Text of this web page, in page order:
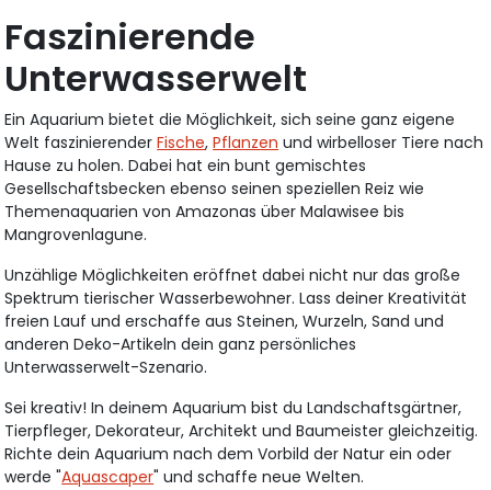
Faszinierende
Unterwasserwelt
Ein Aquarium bietet die Möglichkeit, sich seine ganz eigene
Welt faszinierenderFische,Pflanzen und wirbelloser Tiere nach
Hause zu holen. Dabei hat ein bunt gemischtes
Gesellschaftsbecken ebenso seinen speziellen Reiz wie
Themenaquarien von Amazonas über Malawisee bis
Mangrovenlagune.
Unzählige Möglichkeiten eröffnet dabei nicht nur das große
Spektrum tierischer Wasserbewohner. Lass deiner Kreativität
freien Lauf und erschaffe aus Steinen, Wurzeln, Sand und
anderen Deko-Artikeln dein ganz persönliches
Unterwasserwelt-Szenario.
Sei kreativ! In deinem Aquarium bist du Landschaftsgärtner,
Tierpfleger, Dekorateur, Architekt und Baumeister gleichzeitig.
Richte dein Aquarium nach dem Vorbild der Natur ein oder
werde "Aquascaper" und schaffe neue Welten.